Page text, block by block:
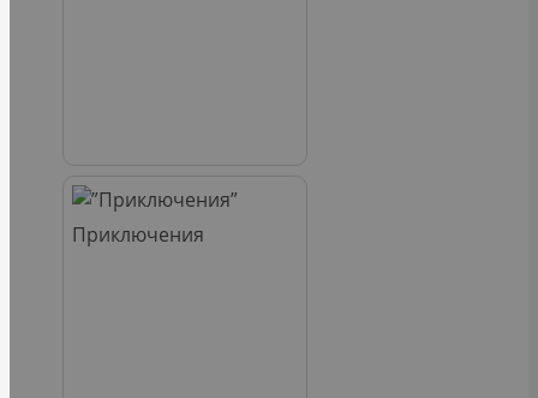
Приключения